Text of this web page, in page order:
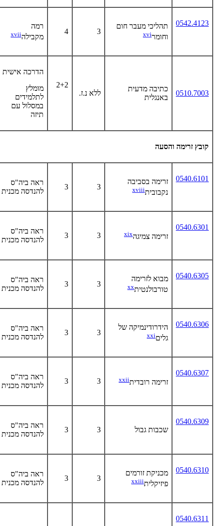
0542.4123
תהליכי מעבר חום
וחומרxvi
3
4
רמה
מקבילהxvii
0510.7003
כתיבה מדעית
באנגלית
ללא נ.ז.
2+2
הדרכה אישית
מומלץ
לתלמידים
במסלול עם
תיזה
קובץ זרימה והסעה
0540.6101
זרימה בסביבה
נקבוביתxviii
3
3
ראה ביה"ס
להנדסה מכנית
0540.6301
זרימה צמיגהxix
3
3
ראה ביה"ס
להנדסה מכנית
0540.6305
מבוא לזרימה
טורבולנטיתxx
3
3
ראה ביה"ס
להנדסה מכנית
0540.6306
הידרודינמיקה של
גליםxxi
3
3
ראה ביה"ס
להנדסה מכנית
0540.6307
זרימה רובדיתxxii
3
3
ראה ביה"ס
להנדסה מכנית
0540.6309
שכבות גבול
3
3
ראה ביה"ס
להנדסה מכנית
0540.6310
מכניקת זורמים
פיזיקליתxxiii
3
3
ראה ביה"ס
להנדסה מכנית
0540.6311